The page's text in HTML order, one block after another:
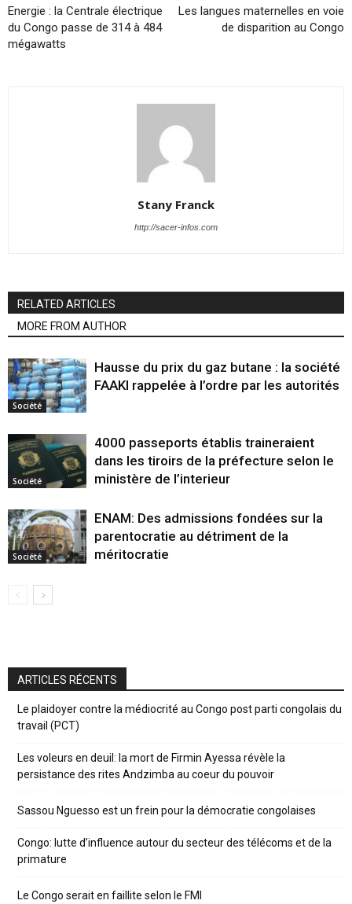
Energie : la Centrale électrique
du Congo passe de 314 à 484
mégawatts
Les langues maternelles en voie
de disparition au Congo
Stany Franck
http://sacer-infos.com
RELATED ARTICLES
MORE FROM AUTHOR
Société
Hausse du prix du gaz butane : la société
FAAKI rappelée à l’ordre par les autorités
Société
4000 passeports établis traineraient
dans les tiroirs de la préfecture selon le
ministère de l’interieur
Société
ENAM: Des admissions fondées sur la
parentocratie au détriment de la
méritocratie
ARTICLES RÉCENTS
Le plaidoyer contre la médiocrité au Congo post parti congolais du
travail (PCT)
Les voleurs en deuil: la mort de Firmin Ayessa révèle la
persistance des rites Andzimba au coeur du pouvoir
Sassou Nguesso est un frein pour la démocratie congolaises
Congo: lutte d’influence autour du secteur des télécoms et de la
primature
Le Congo serait en faillite selon le FMI